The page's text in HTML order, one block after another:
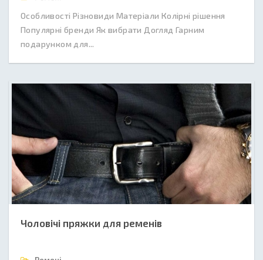
Особливості Різновиди Матеріали Колірні рішення
Популярні бренди Як вибрати Догляд Гарним
подарунком для...
Чоловічі пряжки для ременів